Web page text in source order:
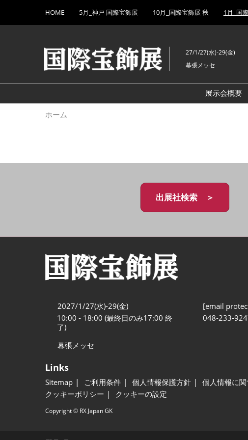
キ
し
て
to
HOME 5月_神戸 国際宝飾展 10月_国際宝飾展 秋 1月_国
27/1/27(水)-29(金)
幕張メッセ
展示会概要
ホーム
出展社検索 ＞
2027/1/27(水)-29(金)
10:00 - 18:00 (最終日のみ17:00 終
了)
幕張メッセ
[email
048-233-
Links
Sitemap ご利用条件 個人情報保護方針 個人情報に
クッキーポリシー
クッキーの設定
Copyright © RX Japan GK